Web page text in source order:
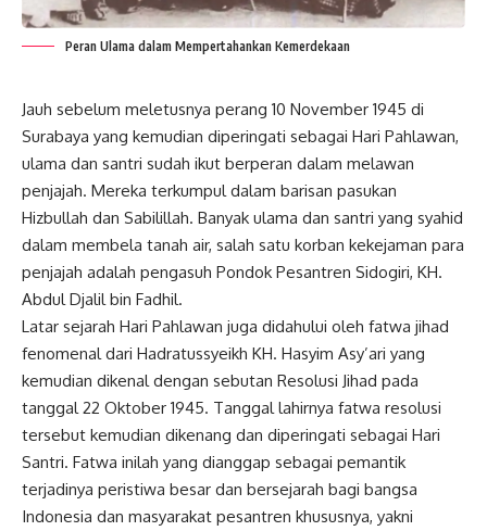
Peran Ulama dalam Mempertahankan Kemerdekaan
Jauh sebelum meletusnya perang 10 November 1945 di
Surabaya yang kemudian diperingati sebagai Hari Pahlawan,
ulama dan santri sudah ikut berperan dalam melawan
penjajah. Mereka terkumpul dalam barisan pasukan
Hizbullah dan Sabilillah. Banyak ulama dan santri yang syahid
dalam membela tanah air, salah satu korban kekejaman para
penjajah adalah pengasuh Pondok Pesantren Sidogiri, KH.
Abdul Djalil bin Fadhil.
Latar sejarah Hari Pahlawan juga didahului oleh fatwa jihad
fenomenal dari Hadratussyeikh KH. Hasyim Asy’ari yang
kemudian dikenal dengan sebutan Resolusi Jihad pada
tanggal 22 Oktober 1945. Tanggal lahirnya fatwa resolusi
tersebut kemudian dikenang dan diperingati sebagai Hari
Santri. Fatwa inilah yang dianggap sebagai pemantik
terjadinya peristiwa besar dan bersejarah bagi bangsa
Indonesia dan masyarakat pesantren khususnya, yakni